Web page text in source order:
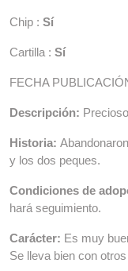
Chip : Sí
Cartilla : Sí
FECHA
Descripción:
Historia:
y los dos peques.
Condiciones de
hará seguimiento.
Carácter: Es muy
Se lleva bien con